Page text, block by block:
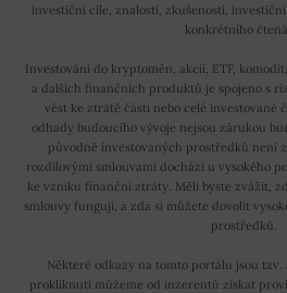
investiční cíle, znalosti, zkušenosti,
konkrétního
Investování do kryptoměn, akcií, ETF,
a dalších finančních produktů je spojeno s
vést ke ztrátě části nebo celé investované
odhady budoucího vývoje nejsou zárukou
původně investovaných prostředků není
rozdílovými smlouvami dochází u vysokého
ke vzniku finanční ztráty. Měli byste zvážit,
smlouvy fungují, a zda si můžete dovolit
prostředků.
Některé odkazy na tomto portálu jsou
prokliknutí můžeme od inzerentů získat